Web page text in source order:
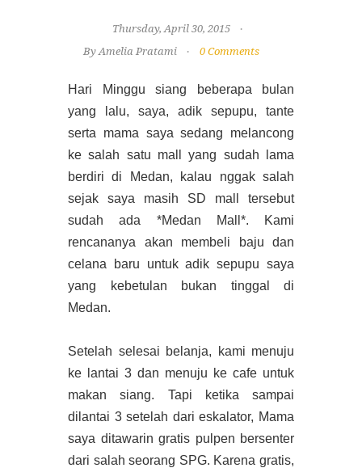
Thursday, April 30, 2015
By Amelia Pratami
0 Comments
Hari Minggu siang beberapa bulan
yang lalu, saya, adik sepupu, tante
serta mama saya sedang melancong
ke salah satu mall yang sudah lama
berdiri di Medan, kalau nggak salah
sejak saya masih SD mall tersebut
sudah ada *Medan Mall*. Kami
rencananya akan membeli baju dan
celana baru untuk adik sepupu saya
yang kebetulan bukan tinggal di
Medan.
Setelah selesai belanja, kami menuju
ke lantai 3 dan menuju ke cafe untuk
makan siang. Tapi ketika sampai
dilantai 3 setelah dari eskalator, Mama
saya ditawarin gratis pulpen bersenter
dari salah seorang SPG. Karena gratis,